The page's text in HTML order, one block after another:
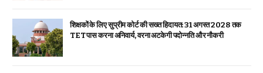
शिक्षकों के लिए सुप्रीम कोर्ट की सख्त हिदायत: 31 अगस्त 2028 तक
TET पास करना अनिवार्य, वरना अटकेगी पदोन्नति और नौकरी